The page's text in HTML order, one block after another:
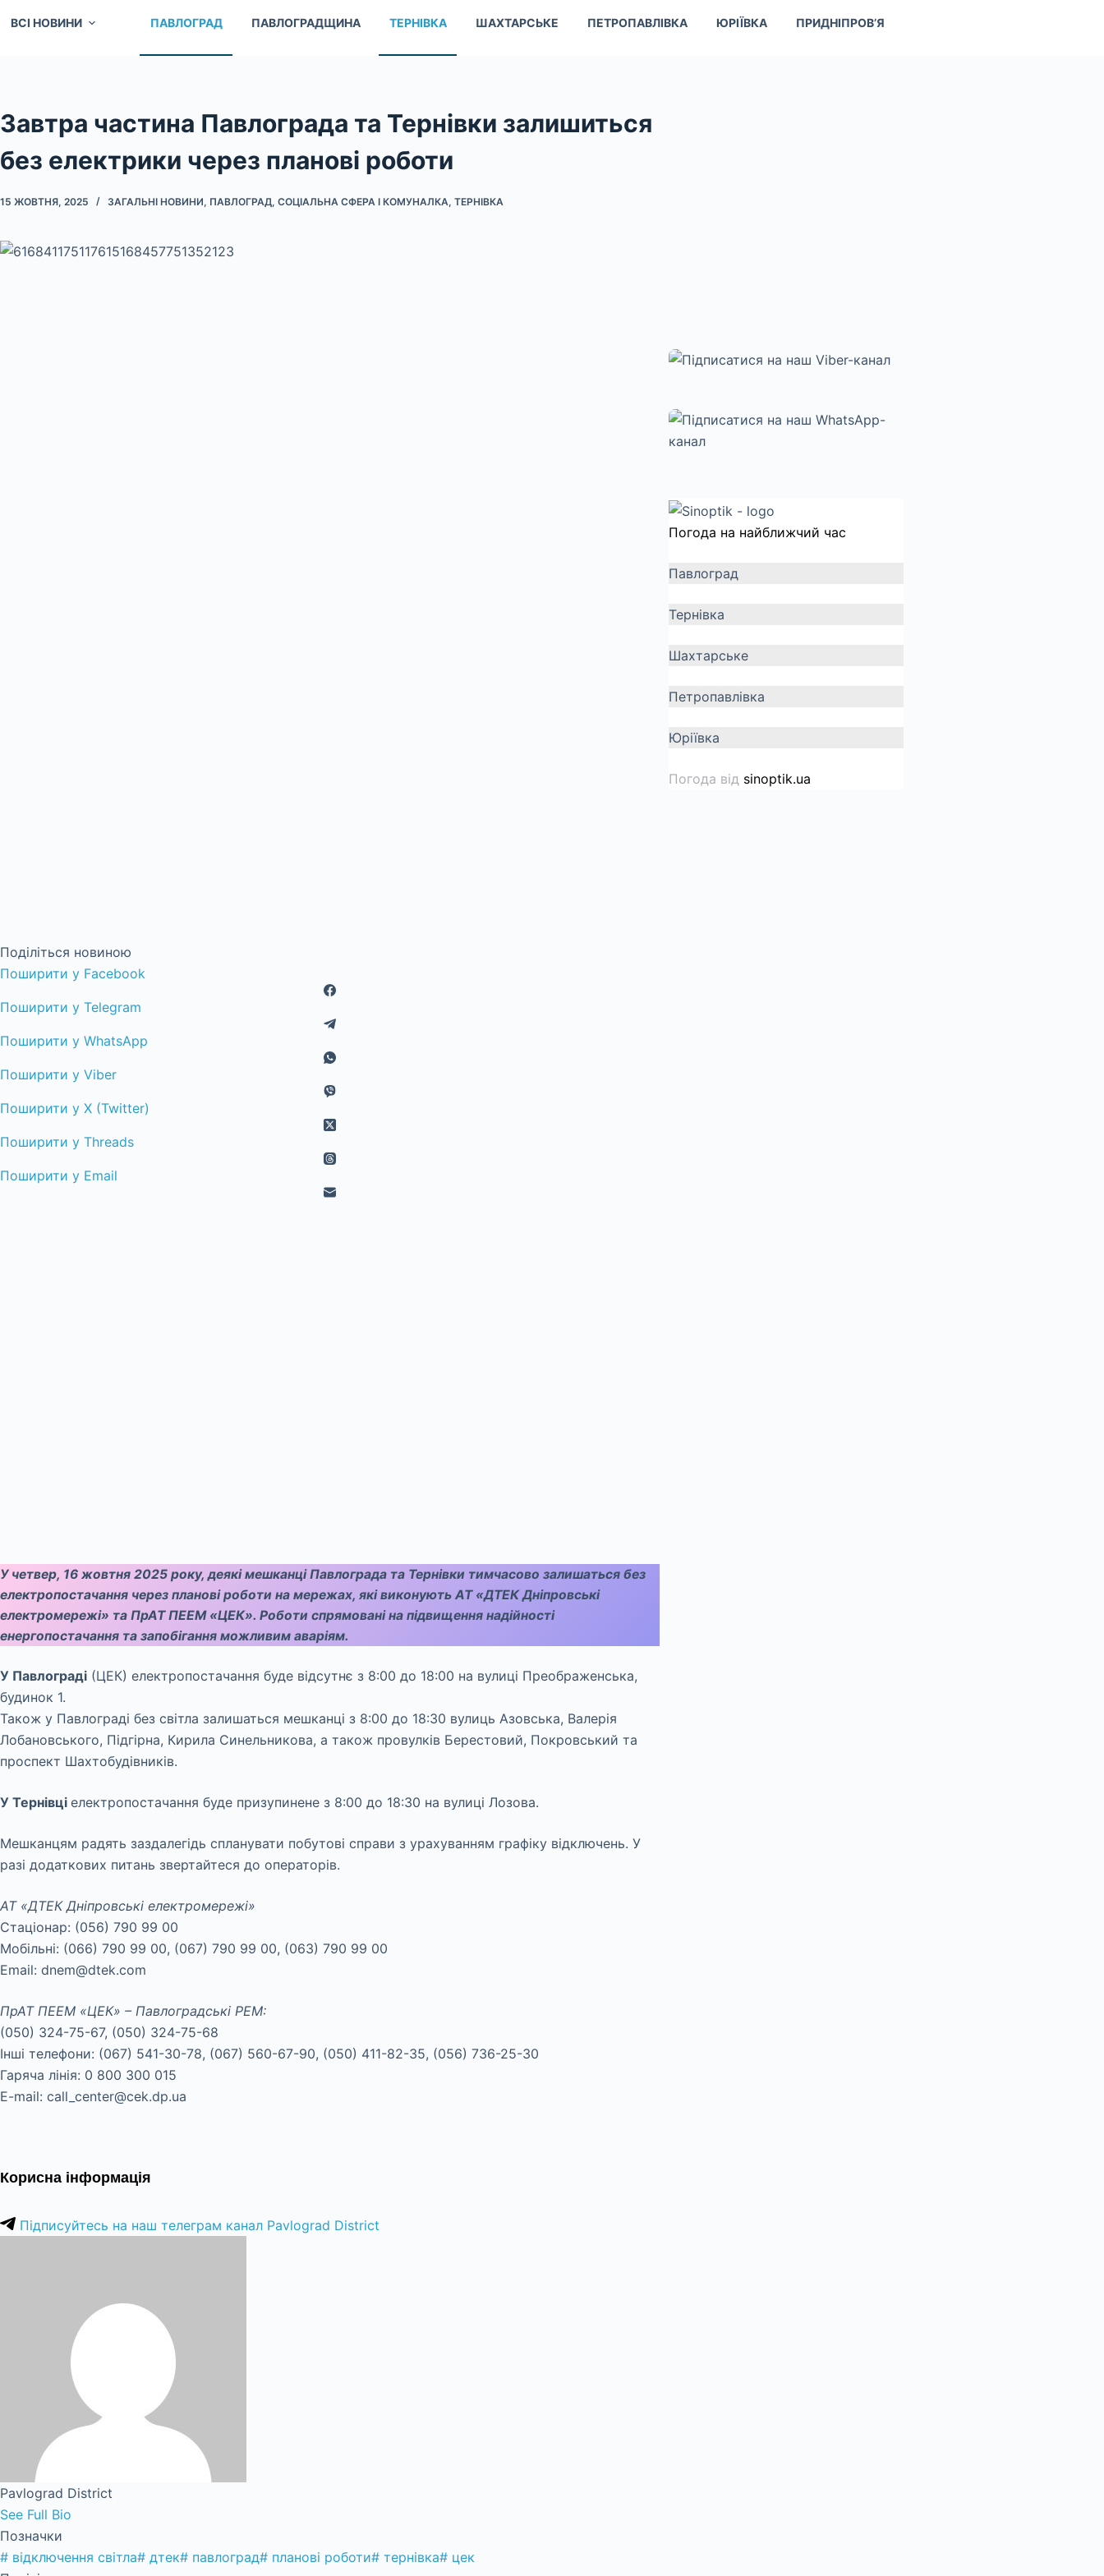
ВСІ НОВИНИ ПАВЛОГРАД ПАВЛОГРАДЩИНА ТЕРНІВКА ШАХТАРСЬКЕ ПЕТРОПАВЛІВКА ЮРІЇВКА ПРИДНІПРОВ’Я
Завтра частина Павлограда та Тернівки залишиться
без електрики через планові роботи
15 ЖОВТНЯ, 2025 ЗАГАЛЬНІ НОВИНИ, ПАВЛОГРАД, СОЦІАЛЬНА СФЕРА І КОМУНАЛКА, ТЕРНІВКА
Поділіться новиною
Поширити у Facebook
Поширити у Telegram
Поширити у WhatsApp
Поширити у Viber
Поширити у X (Twitter)
Поширити у Threads
Поширити у Email
У четвер, 16 жовтня 2025 року, деякі мешканці Павлограда та Тернівки тимчасово залишаться без
електропостачання через планові роботи на мережах, які виконують АТ «ДТЕК Дніпровські
електромережі» та ПрАТ ПЕЕМ «ЦЕК». Роботи спрямовані на підвищення надійності
енергопостачання та запобігання можливим аваріям.
У Павлограді (ЦЕК) електропостачання буде відсутнє з 8:00 до 18:00 на вулиці Преображенська,
будинок 1.
Також у Павлограді без світла залишаться мешканці з 8:00 до 18:30 вулиць Азовська, Валерія
Лобановського, Підгірна, Кирила Синельникова, а також провулків Берестовий, Покровський та
проспект Шахтобудівників.
У Тернівці електропостачання буде призупинене з 8:00 до 18:30 на вулиці Лозова.
Мешканцям радять заздалегідь спланувати побутові справи з урахуванням графіку відключень. У
разі додаткових питань звертайтеся до операторів.
АТ «ДТЕК Дніпровські електромережі»
Стаціонар: (056) 790 99 00
Мобільні: (066) 790 99 00, (067) 790 99 00, (063) 790 99 00
Email: dnem@dtek.com
ПрАТ ПЕЕМ «ЦЕК» – Павлоградські РЕМ:
(050) 324-75-67, (050) 324-75-68
Інші телефони: (067) 541-30-78, (067) 560-67-90, (050) 411-82-35, (056) 736-25-30
Гаряча лінія: 0 800 300 015
E-mail: call_center@cek.dp.ua
Корисна інформація
Підписуйтесь на наш телеграм канал Pavlograd District
Pavlograd District
See Full Bio
Позначки
# відключення світла# дтек# павлоград# планові роботи# тернівка# цек
Погода на найближчий час
Павлоград
Тернівка
Шахтарське
Петропавлівка
Юріївка
Погода від sinoptik.ua